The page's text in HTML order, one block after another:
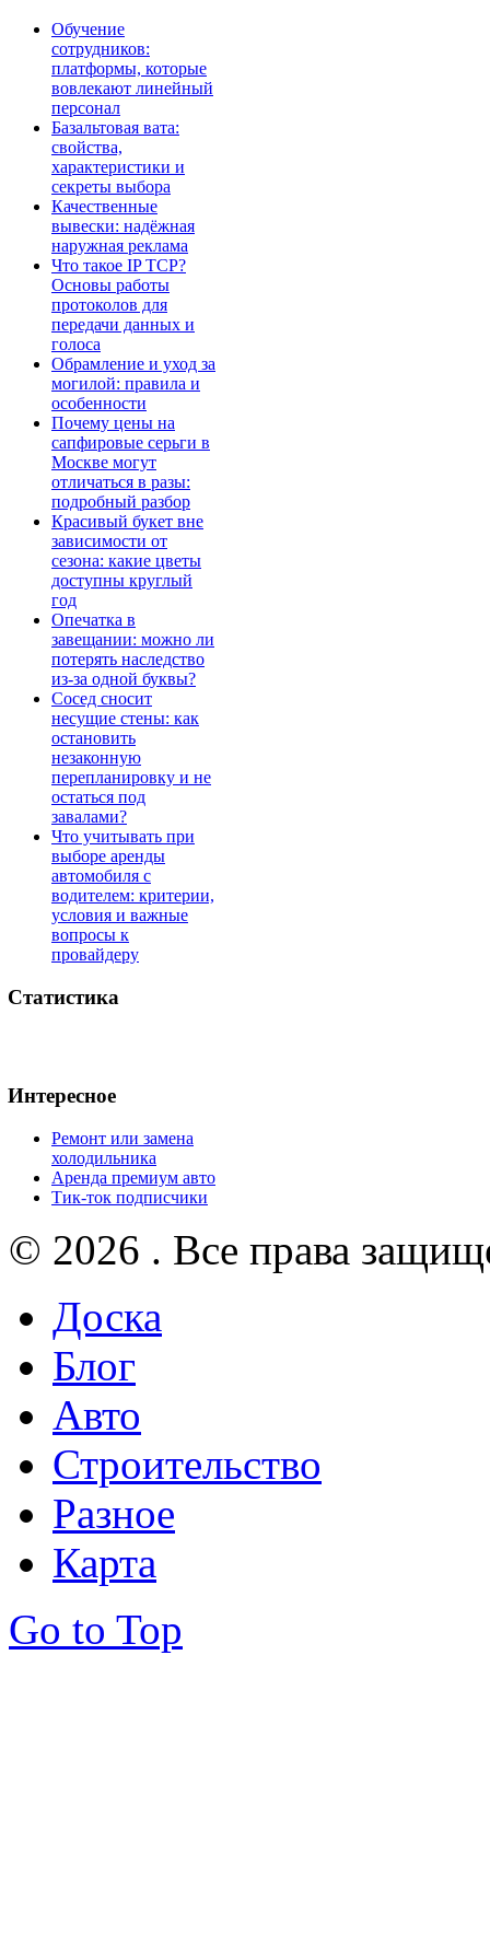
Обучение
сотрудников:
платформы, которые
вовлекают линейный
персонал
Базальтовая вата:
свойства,
характеристики и
секреты выбора
Качественные
вывески: надёжная
наружная реклама
Что такое IP TCP?
Основы работы
протоколов для
передачи данных и
голоса
Обрамление и уход за
могилой: правила и
особенности
Почему цены на
сапфировые серьги в
Москве могут
отличаться в разы:
подробный разбор
Красивый букет вне
зависимости от
сезона: какие цветы
доступны круглый
год
Опечатка в
завещании: можно ли
потерять наследство
из-за одной буквы?
Сосед сносит
несущие стены: как
остановить
незаконную
перепланировку и не
остаться под
завалами?
Что учитывать при
выборе аренды
автомобиля с
водителем: критерии,
условия и важные
вопросы к
провайдеру
Статистика
Интересное
Ремонт или замена
холодильника
Аренда премиум авто
Тик-ток подписчики
© 2026 . Все права
Доска
Блог
Авто
Строительство
Разное
Карта
Go to Top